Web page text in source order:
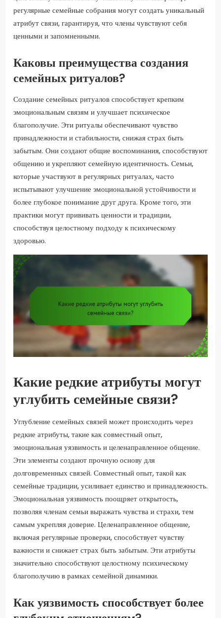
регулярные семейные собрания могут создать уникальный
атрибут связи, гарантируя, что члены чувствуют себя
ценными и запомненными.
Каковы преимущества создания
семейных ритуалов?
Создание семейных ритуалов способствует крепким
эмоциональным связям и улучшает психическое
благополучие. Эти ритуалы обеспечивают чувство
принадлежности и стабильности, снижая страх быть
забытым. Они создают общие воспоминания, способствуют
общению и укрепляют семейную идентичность. Семьи,
которые участвуют в регулярных ритуалах, часто
испытывают улучшение эмоциональной устойчивости и
более глубокое понимание друг друга. Кроме того, эти
практики могут прививать ценности и традиции,
способствуя целостному подходу к психическому
здоровью.
Какие редкие атрибуты могут
углубить семейные связи?
Углубление семейных связей может происходить через
редкие атрибуты, такие как совместный опыт,
эмоциональная уязвимость и целенаправленное общение.
Эти элементы создают прочную основу для
долговременных связей. Совместный опыт, такой как
семейные традиции, усиливает единство и принадлежность.
Эмоциональная уязвимость поощряет открытость,
позволяя членам семьи выражать чувства и страхи, тем
самым укрепляя доверие. Целенаправленное общение,
включая регулярные проверки, способствует чувству
важности и снижает страх быть забытым. Эти атрибуты
значительно способствуют целостному психическому
благополучию в рамках семейной динамики.
Как уязвимость способствует более